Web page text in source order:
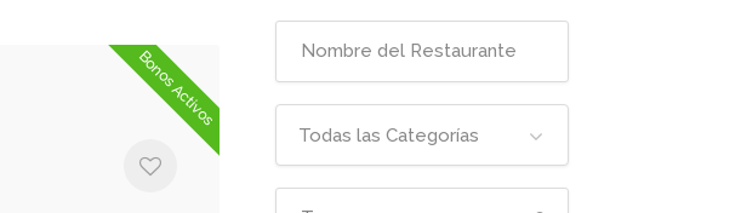
Bonos Activos
Todas las Categorías